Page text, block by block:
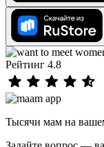
Рейтинг 4.8
Тысячи мам на